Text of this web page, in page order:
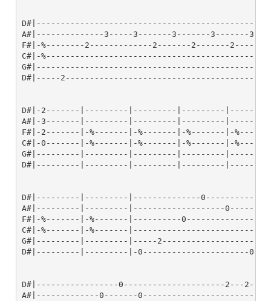
A#|--------------3-----3-------3-------3-------
F#|-%--------2-------------2-------2-------
C#|-
D#|-----
D#|-2-------|---------|---------|---------
A#|-3-------|---------|---------|---------
F#|-2-------|-%-------|-%-------|-%-------|-
C#|-0-------|-%-------|-%-------|-%-------|-
G#|---------|---------|---------|---------
D#|---------|---------|---------|---------
D#|---------|---------|--------------
A#|---------|---------|-------------------
F#|-%-------|-%-------|----------
C#|-%-------|-%-------
G#|---------|---------|-----
D#|---------|---------|-0----------------------
D#|-----------------0---------------------2---
A#|-------------0-------0-------------------------